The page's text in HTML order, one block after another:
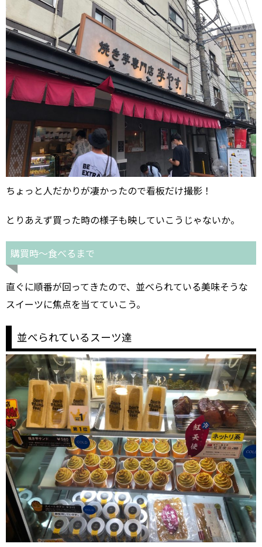
ちょっと人だかりが凄かったので看板だけ撮影！
とりあえず買った時の様子も映していこうじゃないか。
購買時～食べるまで
直ぐに順番が回ってきたので、並べられている美味そうな
スイーツに焦点を当てていこう。
並べられているスーツ達